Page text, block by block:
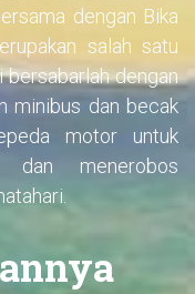
dengan Bika
salah satu
dengan
minibus dan becak
motor untuk
dan menerobos